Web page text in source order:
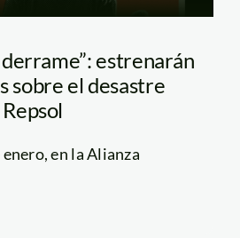
derrame”: estrenarán
sobre el desastre
en la Alianza